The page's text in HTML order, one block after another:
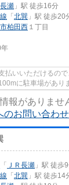
長瀬 」駅 徒歩16分
「北巽 」駅 徒歩20
柏田西 １丁目
払いいただけるの
に駐車場があり
報がありませ
のお問い合わ
「 ＪＲ長瀬 」駅 徒歩
「北巽 」駅 徒歩14